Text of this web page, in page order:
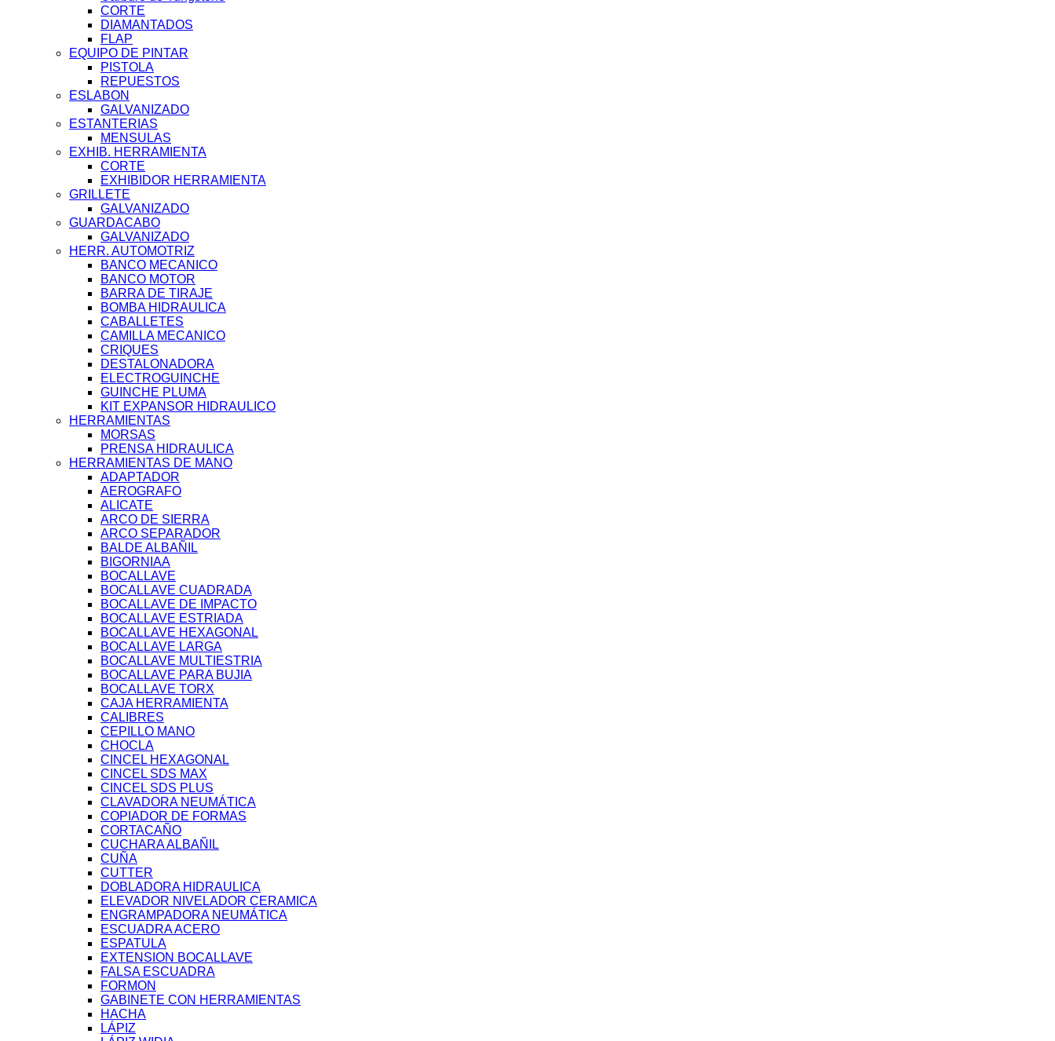
CORTE
DIAMANTADOS
FLAP
EQUIPO DE PINTAR
PISTOLA
REPUESTOS
ESLABON
GALVANIZADO
ESTANTERIAS
MENSULAS
EXHIB. HERRAMIENTA
CORTE
EXHIBIDOR HERRAMIENTA
GRILLETE
GALVANIZADO
GUARDACABO
GALVANIZADO
HERR. AUTOMOTRIZ
BANCO MECANICO
BANCO MOTOR
BARRA DE TIRAJE
BOMBA HIDRAULICA
CABALLETES
CAMILLA MECANICO
CRIQUES
DESTALONADORA
ELECTROGUINCHE
GUINCHE PLUMA
KIT EXPANSOR HIDRAULICO
HERRAMIENTAS
MORSAS
PRENSA HIDRAULICA
HERRAMIENTAS DE MANO
ADAPTADOR
AEROGRAFO
ALICATE
ARCO DE SIERRA
ARCO SEPARADOR
BALDE ALBAÑIL
BIGORNIAA
BOCALLAVE
BOCALLAVE CUADRADA
BOCALLAVE DE IMPACTO
BOCALLAVE ESTRIADA
BOCALLAVE HEXAGONAL
BOCALLAVE LARGA
BOCALLAVE MULTIESTRIA
BOCALLAVE PARA BUJIA
BOCALLAVE TORX
CAJA HERRAMIENTA
CALIBRES
CEPILLO MANO
CHOCLA
CINCEL HEXAGONAL
CINCEL SDS MAX
CINCEL SDS PLUS
CLAVADORA NEUMÁTICA
COPIADOR DE FORMAS
CORTACAÑO
CUCHARA ALBAÑIL
CUÑA
CUTTER
DOBLADORA HIDRAULICA
ELEVADOR NIVELADOR CERAMICA
ENGRAMPADORA NEUMÁTICA
ESCUADRA ACERO
ESPATULA
EXTENSION BOCALLAVE
FALSA ESCUADRA
FORMON
GABINETE CON HERRAMIENTAS
HACHA
LÁPIZ